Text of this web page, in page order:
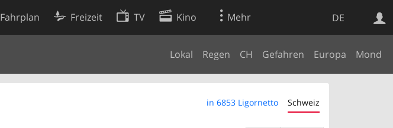
DE
Fahrplan Freizeit TV Kino Mehr
Lokal Regen CH Gefahren Europa Mond
in 6853 Ligornetto Schweiz
Websuche
Cookie-Einstellungen